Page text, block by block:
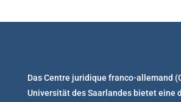
Das Centre juridique franco-allemand
Universität des Saarlandes bietet eine